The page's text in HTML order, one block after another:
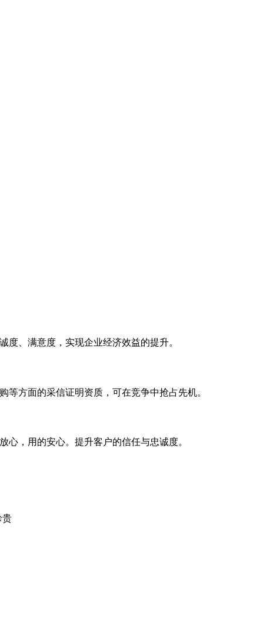
度、满意度，实现企业经济效益的提升。
等方面的采信证明资质，可在竞争中抢占先机。
心，用的安心。提升客户的信任与忠诚度。
贵